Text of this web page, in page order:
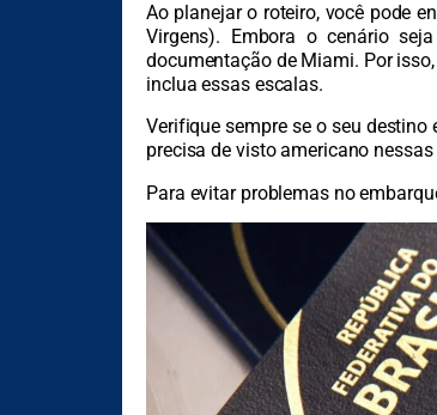
Ao planejar o roteiro, você pode
Virgens). Embora o cenário
documentação de Miami. Por
inclua essas escalas.
Verifique sempre se o seu
precisa de visto americano
Para evitar problemas no